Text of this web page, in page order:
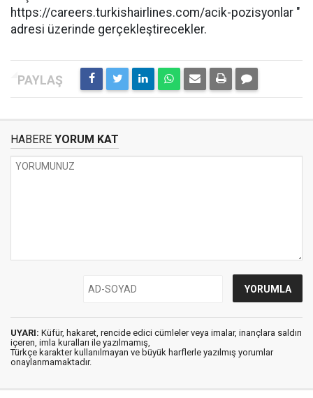
https://careers.turkishairlines.com/acik-pozisyonlar "
adresi üzerinde gerçekleştirecekler.
HABERE YORUM KAT
UYARI: Küfür, hakaret, rencide edici cümleler veya imalar, inançlara saldırı
içeren, imla kuralları ile yazılmamış,
Türkçe karakter kullanılmayan ve büyük harflerle yazılmış yorumlar
onaylanmamaktadır.